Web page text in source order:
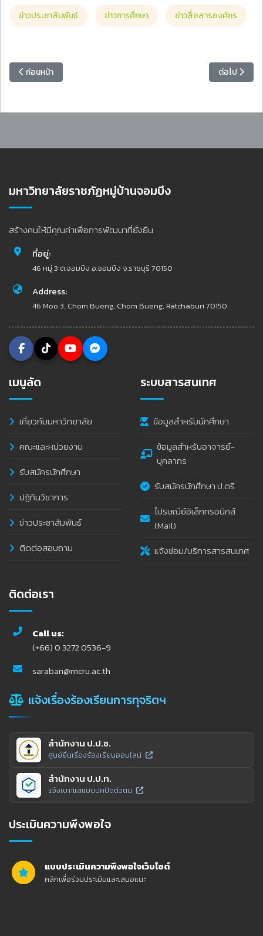
ข่าวประชาสัมพันธ์ ข่าวการศึกษา ข่าวสื่อสารองค์กร
เนื้อหาก่อนหน้า: การรับเอกสารใบรายงานผลการเรียน (Transcript) แ
ก่อนหน้า เนื้อหาถัดไ
ต่อไป
มหาวิทยาลัยราชภัฏหมู่บ้านจอมบึง
สร้างคนให้มีคุณค่าเพื่อการพัฒนาที่ยั่งยืน
ที่อยู่:
46 หมู่ 3 ต.จอมบึง อ.จอมบึง จ.ราชบุรี 70150
Address:
46 Moo 3, Chom Bueng, Chom Bueng, Ratchaburi 70150
เมนูลัด
เกี่ยวกับมหาวิทยาลัย
คณะและหน่วยงาน
รับสมัครนักศึกษา
ปฏิทินวิชาการ
ข่าวประชาสัมพันธ์
ติดต่อสอบถาม
ระบบสารสนเทศ
ข้อมูลสำหรับนักศึกษา
ข้อมูลสำหรับอาจารย์-
บุคลากร
รับสมัครนักศึกษา ป.ตรี
ไปรษณีย์อิเล็กทรอนิกส์
(Mail)
แจ้งซ่อม/บริการสารสนเทศ
ติดต่อเรา
Call us:
(+66) 0 3272 0536-9
saraban@mcru.ac.th
แจ้งเรื่องร้องเรียนการทุจริตฯ
สำนักงาน ป.ป.ช.
ศูนย์ยื่นเรื่องร้องเรียนออนไลน์
สำนักงาน ป.ป.ท.
แจ้งเบาะแสแบบปกปิดตัวตน
ประเมินความพึงพอใจ
แบบประเมินความพึงพอใจเว็บไซต์
คลิกเพื่อร่วมประเมินและเสนอแนะ